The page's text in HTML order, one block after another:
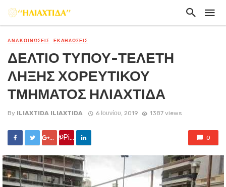
ΑΝΑΚΟΙΝΏΣΕΙΣ ΕΚΔΗΛΏΣΕΙΣ
ΔΕΛΤΙΟ ΤΥΠΟΥ-ΤΕΛΕΤΗ
ΛΗΞΗΣ ΧΟΡΕΥΤΙΚΟΥ
ΤΜΗΜΑΤΟΣ ΗΛΙΑΧΤΙΔΑ
By ILIAXTIDA ILIAXTIDA 6 Ιουνίου, 2019 1387 views
Google +
Pin it 0